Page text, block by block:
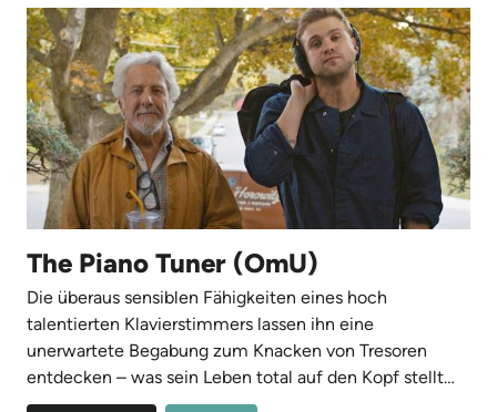
The Piano Tuner (OmU)
Die überaus sensiblen Fähigkeiten eines hoch
talentierten Klavierstimmers lassen ihn eine
unerwartete Begabung zum Knacken von Tresoren
entdecken – was sein Leben total auf den Kopf stellt…